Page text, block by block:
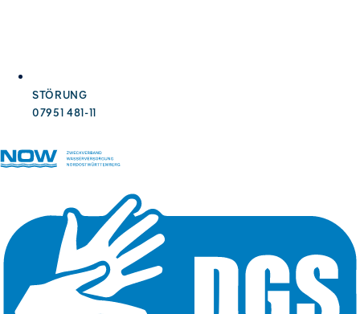
STÖRUNG
07951 481-11